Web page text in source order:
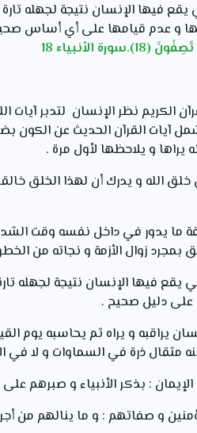
يقع فيها الإنسان نتيجة لجهله
و عدم قيامها على أي أساس
الأنبياء 18
الكريم نظر الإنسان لتدبر
آيات القرآن الحديث عن الكون
يراها و يلاحظها لأول مرة .
خلق الله و يدرك أن لهذا الخلق
ما يدور في داخل نفسه وقت
زوال الأزمة و نجاته من
يقع فيها الإنسان نتيجة لجهله
على دليل صحيح .
يراقبه و يراه ثم يحاسبه يوم
مثقال ذرة في السماوات و لا في
: بذكر الأنبياء و صبرهم
و صفاتهم : و ما ينالهم من